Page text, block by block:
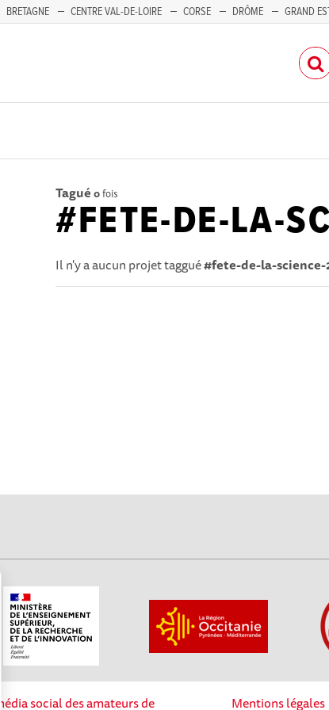
BRETAGNE CENTRE VAL-DE-LOIRE CORSE DRÔME GRAND
Tagué 0fois
#FETE-DE-LA-
Il n'y a aucun projet taggué#fete-de-la-science-
social des amateurs de Mentions légales